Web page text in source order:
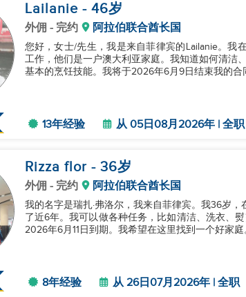
Lailanie - 46岁
外佣 - 完约 阿拉伯联合酋长国
您好，女士/先生，我是来自菲律宾的Lailanie。我
工作，他们是一户澳大利亚家庭。我知道如何清洁
基本的烹饪技能。我将于2026年6月9日结束我的合
13年经验 从 05日08月2026年 | 全职
Rizza flor - 36岁
外佣 - 完约 阿拉伯联合酋长国
我的名字是瑞扎·弗洛尔，我来自菲律宾。我36岁
了近6年。我可以做各种任务，比如清洁、洗衣、
2026年6月11日到期。我希望在这里找到一个好家庭
8年经验 从 26日07月2026年 | 全职